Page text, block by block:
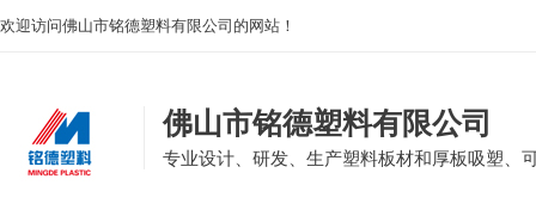
欢迎访问佛山市铭德塑料有限公司的网站！
佛山市铭德塑料有限公司
专业设计、研发、生产塑料板材和厚板吸塑、